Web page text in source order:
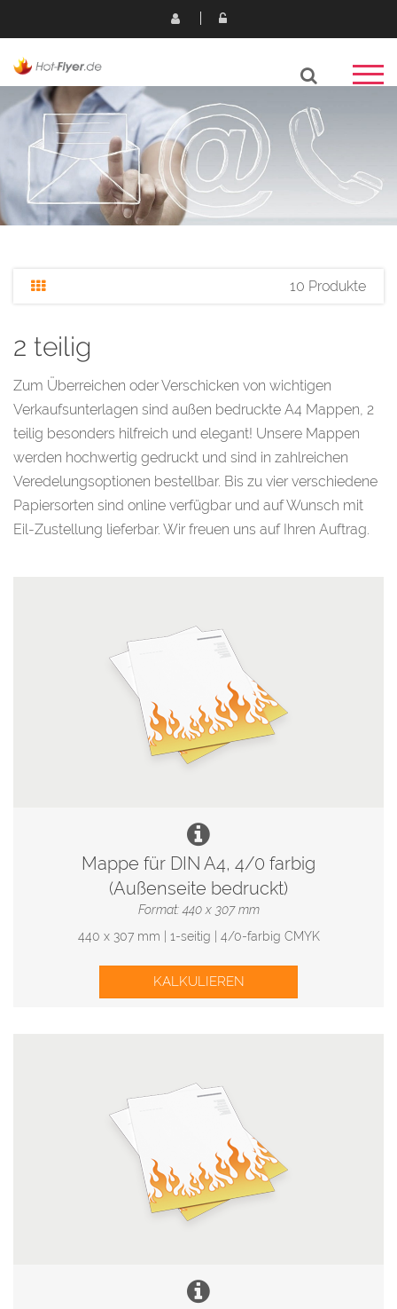
10 Produkte
2 teilig
Zum Überreichen oder Verschicken von wichtigen
Verkaufsunterlagen sind außen bedruckte A4 Mappen, 2
teilig besonders hilfreich und elegant! Unsere Mappen
werden hochwertig gedruckt und sind in zahlreichen
Veredelungsoptionen bestellbar. Bis zu vier verschiedene
Papiersorten sind online verfügbar und auf Wunsch mit
Eil-Zustellung lieferbar. Wir freuen uns auf Ihren Auftrag.
Mappe für DIN A4, 4/0 farbig
(Außenseite bedruckt)
Format: 440 x 307 mm
440 x 307 mm | 1-seitig | 4/0-farbig CMYK
KALKULIEREN